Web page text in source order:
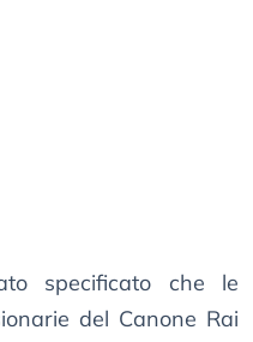
specificato che le
del Canone Rai